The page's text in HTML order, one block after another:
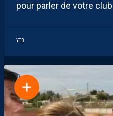
pour parler de votre
YTB